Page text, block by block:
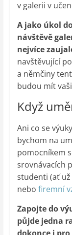
v galerii v
A jako úkol
návštěvě
nejvíce
navštěvující
a němčiny
budou mít
Když
Ani co se
bychom na
pomocníkem
srovnávacích
studenti (ať
nebo firemní
Zapojte do
půjde jedna